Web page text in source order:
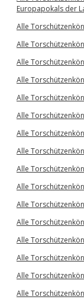
Europapokals der
Alle
Alle
Alle
Alle
Alle
Alle
Alle
Alle
Alle
Alle
Alle
Alle
Alle
Alle
Alle
Alle